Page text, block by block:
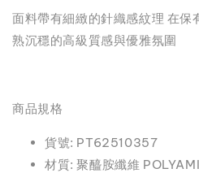
面料帶有細緻的針織感紋理 在保
熟沉穩的高級質感與優雅氛圍
商品規格
貨號: PT62510357
材質: 聚醯胺纖維